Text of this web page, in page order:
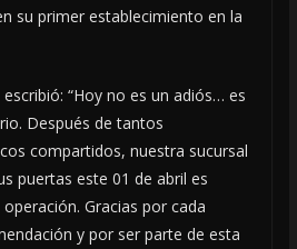
su primer establecimiento en la
“Hoy no es un adiós… es
Después de tantos
compartidos, nuestra sucursal
puertas este 01 de abril es
Gracias por cada
y por ser parte de esta